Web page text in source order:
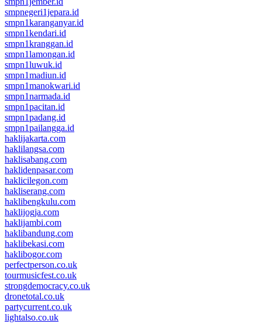
smpnegeri1jepara.id
smpn1karanganyar.id
smpn1kendari.id
smpn1kranggan.id
smpn1lamongan.id
smpn1luwuk.id
smpn1madiun.id
smpn1manokwari.id
smpn1narmada.id
smpn1pacitan.id
smpn1padang.id
smpn1pailangga.id
haklijakarta.com
haklilangsa.com
haklisabang.com
haklidenpasar.com
haklicilegon.com
hakliserang.com
haklibengkulu.com
haklijogja.com
haklijambi.com
haklibandung.com
haklibekasi.com
haklibogor.com
perfectperson.co.uk
tourmusicfest.co.uk
strongdemocracy.co.uk
dronetotal.co.uk
partycurrent.co.uk
lightalso.co.uk